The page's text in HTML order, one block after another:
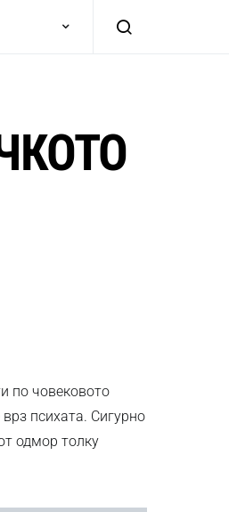
по човековото
психата. Сигурно
одмор толку